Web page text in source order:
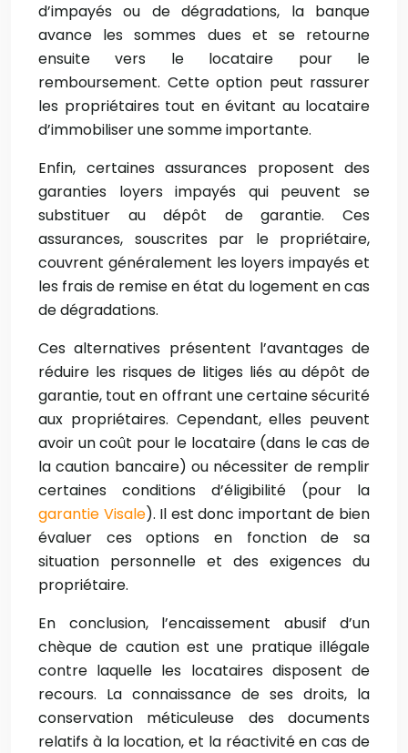
d’impayés ou de dégradations, la banque
avance les sommes dues et se retourne
ensuite vers le locataire pour le
remboursement. Cette option peut rassurer
les propriétaires tout en évitant au locataire
d’immobiliser une somme importante.
Enfin, certaines assurances proposent des
garanties loyers impayés qui peuvent se
substituer au dépôt de garantie. Ces
assurances, souscrites par le propriétaire,
couvrent généralement les loyers impayés et
les frais de remise en état du logement en cas
de dégradations.
Ces alternatives présentent l’avantages de
réduire les risques de litiges liés au dépôt de
garantie, tout en offrant une certaine sécurité
aux propriétaires. Cependant, elles peuvent
avoir un coût pour le locataire (dans le cas de
la caution bancaire) ou nécessiter de remplir
certaines conditions d’éligibilité (pour la
garantie Visale). Il est donc important de bien
évaluer ces options en fonction de sa
situation personnelle et des exigences du
propriétaire.
En conclusion, l’encaissement abusif d’un
chèque de caution est une pratique illégale
contre laquelle les locataires disposent de
recours. La connaissance de ses droits, la
conservation méticuleuse des documents
relatifs à la location, et la réactivité en cas de